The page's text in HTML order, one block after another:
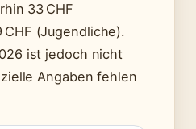
33 CHF
CHF (Jugendliche).
ist jedoch nicht
Angaben fehlen